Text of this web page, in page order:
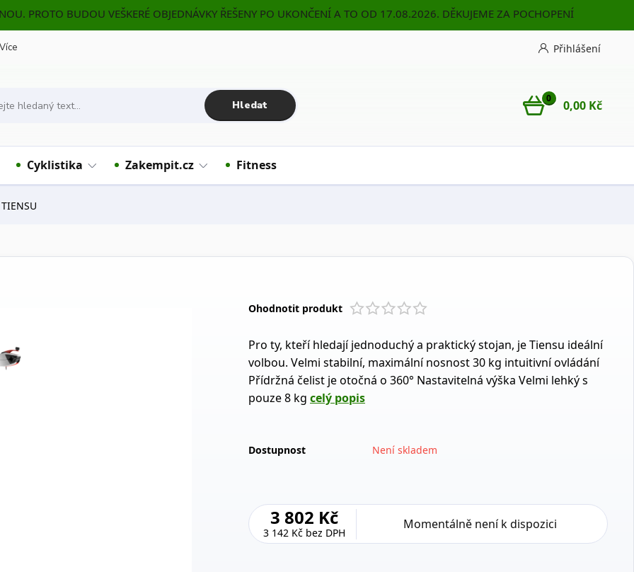
PROTO BUDOU VEŠKERÉ OBJEDNÁVKY ŘEŠENY PO UKONČENÍ A TO OD 17.08.2026. DĚKUJEME ZA POCHOPENÍ
Více Přihlášení
Hledat
0 0,00 Kč
Cyklistika Zakempit.cz Fitness
Ohodnotit produkt
Pro ty, kteří hledají jednoduchý a praktický stojan, je Tiensu ideální
volbou. Velmi stabilní, maximální nosnost 30 kg intuitivní ovládání
Přídržná čelist je otočná o 360° Nastavitelná výška Velmi lehký s
pouze 8 kg celý popis
Dostupnost Není skladem
3 802 Kč
3 142 Kč bez DPH
Momentálně není k dispozici